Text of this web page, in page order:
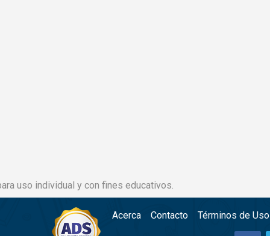
uso individual y con fines educativos.
Acerca Contacto Términos de Uso